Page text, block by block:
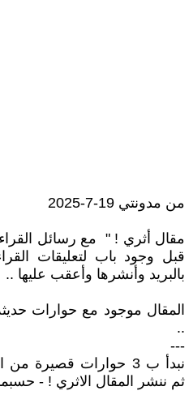
من مدونتي 19-7-2025
قبل وجود باب لتعليقات
بالبريد وأنشرها وأعقب عليها ..
المقال موجود مع حوارات
..
---
نبدأ ب 3 حوارات قصيرة
ثم ننشر المقال الاثري ! -